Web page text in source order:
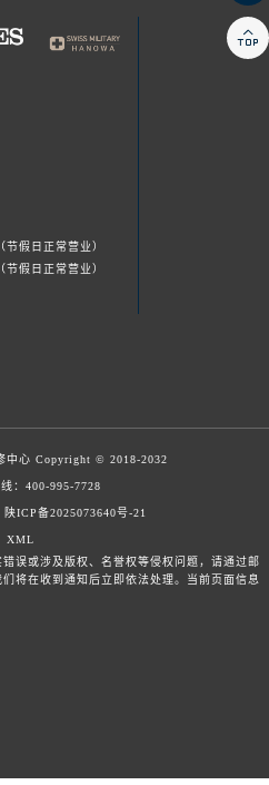
假日正常营业）
假日正常营业）
中心 Copyright © 2018-2032
： 400-995-7728
ICP备2025073640号-21
XML
误或涉及版权、名誉权等侵权问题，请通过邮
将在收到通知后立即依法处理。当前页面信息
